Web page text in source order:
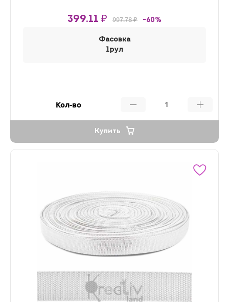
399.11 ₽ 997.78 ₽ -60%
Фасовка
1рул
Кол-во
Купить